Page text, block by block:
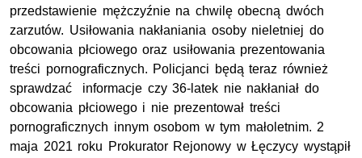
przedstawienie mężczyźnie na chwilę obecną dwóch
zarzutów. Usiłowania nakłaniania osoby nieletniej do
obcowania płciowego oraz usiłowania prezentowania
treści pornograficznych. Policjanci będą teraz również
sprawdzać informacje czy 36-latek nie nakłaniał do
obcowania płciowego i nie prezentował treści
pornograficznych innym osobom w tym małoletnim. 2
maja 2021 roku Prokurator Rejonowy w Łęczycy wystąpił